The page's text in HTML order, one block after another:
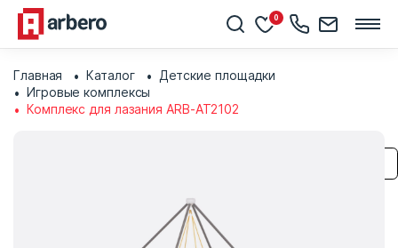
0
Главная Каталог
Детские площадки
Игровые комплексы
Комплекс для лазания ARB-AT2102